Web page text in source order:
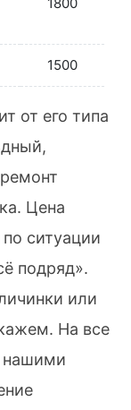
1500
от его типа
Цена
ситуации
подряд».
или
На все
нашими